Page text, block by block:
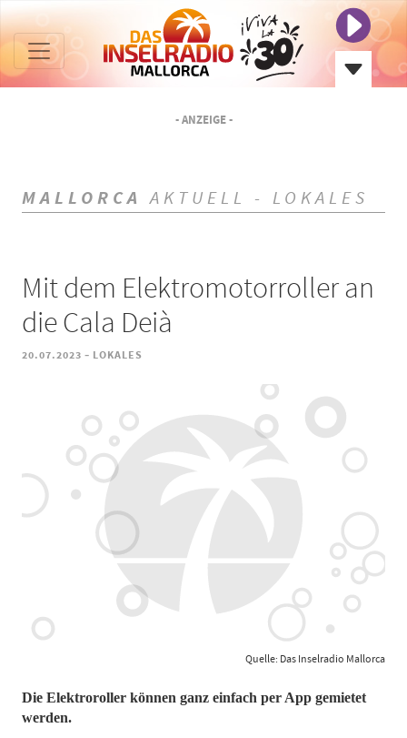
- ANZEIGE -
MALLORCA AKTUELL - LOKALES
Mit dem Elektromotorroller an
die Cala Deià
20.07.2023 - LOKALES
Quelle: Das Inselradio Mallorca
Die Elektroroller können ganz einfach per App gemietet
werden.